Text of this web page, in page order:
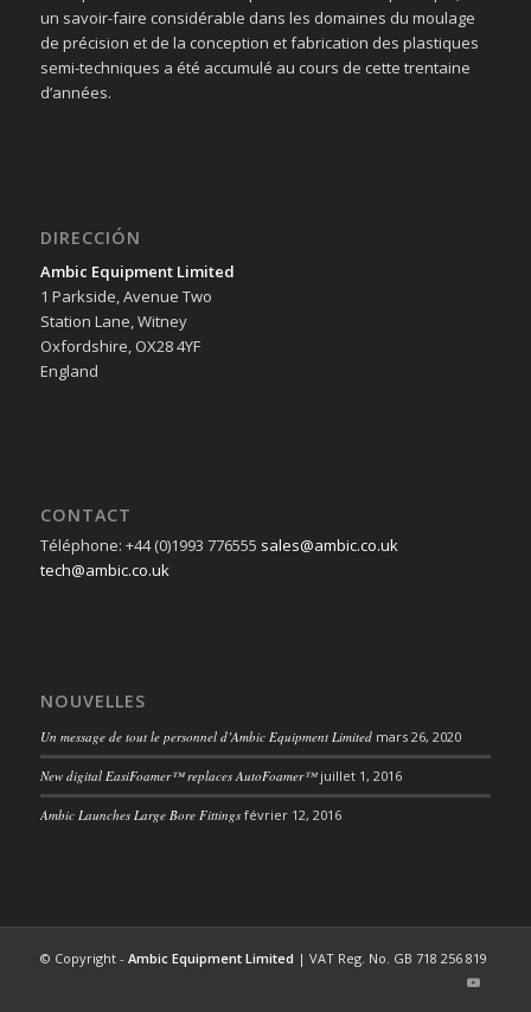
un savoir-faire considérable dans les domaines du moulage
de précision et de la conception et fabrication des plastiques
semi-techniques a été accumulé au cours de cette trentaine
d’années.
DIRECCIÓN
Ambic Equipment Limited
1 Parkside, Avenue Two
Station Lane, Witney
Oxfordshire, OX28 4YF
England
CONTACT
Téléphone: +44 (0)1993 776555 sales@ambic.co.uk
tech@ambic.co.uk
NOUVELLES
Un message de tout le personnel d’Ambic Equipment Limited mars 26, 2020
New digital EasiFoamer™ replaces AutoFoamer™ juillet 1, 2016
Ambic Launches Large Bore Fittings février 12, 2016
© Copyright - Ambic Equipment Limited | VAT Reg. No. GB 718 256 819